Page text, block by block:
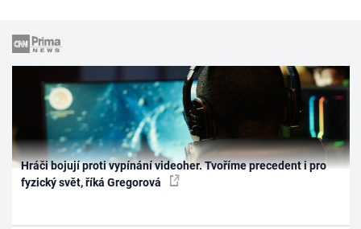
Hráči bojují proti vypínání videoher. Tvoříme precedent i pro
fyzický svět, říká Gregorová